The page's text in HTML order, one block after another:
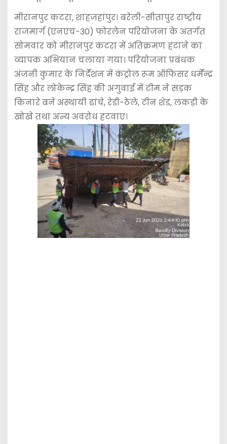
मीरानपुर कटरा, शाहजहांपुर। बरेली-सीतापुर राष्ट्रीय
राजमार्ग (एनएच-30) फोरलेन परियोजना के अंतर्गत
सोमवार को मीरानपुर कटरा में अतिक्रमण हटाने का
व्यापक अभियान चलाया गया। परियोजना प्रबंधक
अंजनी कुमार के निर्देशन में कंट्रोल रूम ऑफिसर धर्मेन्द्र
सिंह और लोकेन्द्र सिंह की अगुवाई में टीम ने सड़क
किनारे बने अस्थायी ढांचे, रेडी-ठेले, टीन शेड, लकड़ी के
खोखे तथा अन्य अवरोध हटवाए।